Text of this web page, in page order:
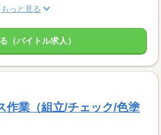
もっと見る
（バイトル求人）
作業（組立/チェック/色塗